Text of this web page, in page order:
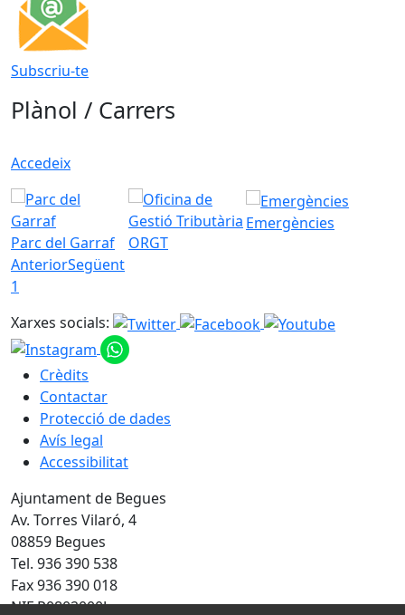
Subscriu-te
Plànol / Carrers
Accedeix
Parc del Garraf ORGT
Emergències
AnteriorSegüent
1
Xarxes socials:
Crèdits
Contactar
Protecció de dades
Avís legal
Accessibilitat
Ajuntament de Begues
Av. Torres Vilaró, 4
08859 Begues
Tel. 936 390 538
Fax 936 390 018
NIF P0802000J